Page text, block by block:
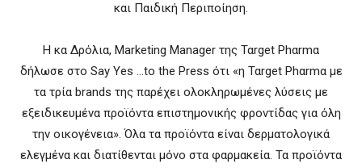
και Παιδική Περιποίηση.
Η κα Δρόλια, Marketing Manager της Ταrget Phαrmα
δήλωσε στο Say Yes …to the Press ότι «η Ταrget Phαrmα με
τα τρία brands της παρέχει ολοκληρωμένες λύσεις με
εξειδικευμένα προϊόντα επιστημονικής φροντίδας για όλη
την οικογένεια». Όλα τα προϊόντα είναι δερματολογικά
ελεγμένα και διατίθενται μόνο στα φαρμακεία. Τα προϊόντα